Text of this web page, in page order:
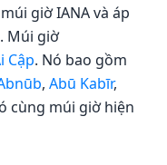
giờ IANA và áp
Múi giờ
Cập. Nó bao gồm
, Abū Kabīr,
cùng múi giờ hiện